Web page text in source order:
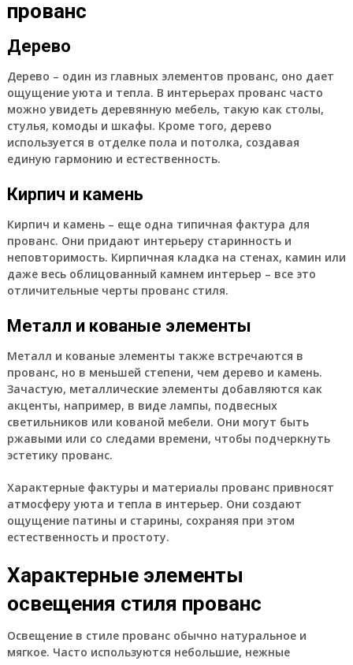
прованс
Дерево
Дерево – один из главных элементов прованс, оно дает
ощущение уюта и тепла. В интерьерах прованс часто
можно увидеть деревянную мебель, такую как столы,
стулья, комоды и шкафы. Кроме того, дерево
используется в отделке пола и потолка, создавая
единую гармонию и естественность.
Кирпич и камень
Кирпич и камень – еще одна типичная фактура для
прованс. Они придают интерьеру старинность и
неповторимость. Кирпичная кладка на стенах, камин или
даже весь облицованный камнем интерьер – все это
отличительные черты прованс стиля.
Металл и кованые элементы
Металл и кованые элементы также встречаются в
прованс, но в меньшей степени, чем дерево и камень.
Зачастую, металлические элементы добавляются как
акценты, например, в виде лампы, подвесных
светильников или кованой мебели. Они могут быть
ржавыми или со следами времени, чтобы подчеркнуть
эстетику прованс.
Характерные фактуры и материалы прованс привносят
атмосферу уюта и тепла в интерьер. Они создают
ощущение патины и старины, сохраняя при этом
естественность и простоту.
Характерные элементы
освещения стиля прованс
Освещение в стиле прованс обычно натуральное и
мягкое. Часто используются небольшие, нежные